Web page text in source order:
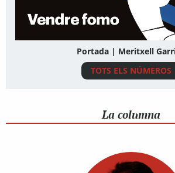
Portada | Meritxell
TOTS ELS NÚMEROS
La columna